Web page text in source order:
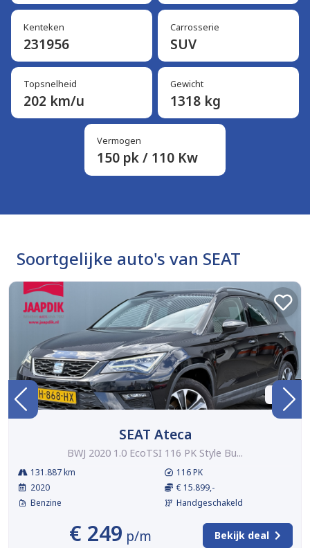
Kenteken
231956
Carrosserie
SUV
Topsnelheid
202 km/u
Gewicht
1318 kg
Vermogen
150 pk / 110 Kw
Soortgelijke auto's van SEAT
BTW
SEAT Ateca
BWJ 2020 1.0 EcoTSI 116 PK Style Bu...
131.887 km
2020
Benzine
116 PK
€ 15.899,-
Handgeschakeld
€ 249 p/m Bekijk deal